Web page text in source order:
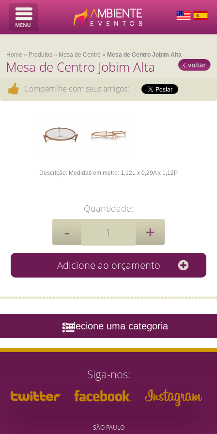
Home » Produtos » Mesa de Centro » Mesa de Centro Jobim Alta
Mesa de Centro Jobim Alta
Compartilhe com seus amigos:
Descrição: Medidas em metro: 1,12L x 0,29A x 1,12P
Quantidade:
Selecione uma categoria
Siga-nos
SÃO PAULO